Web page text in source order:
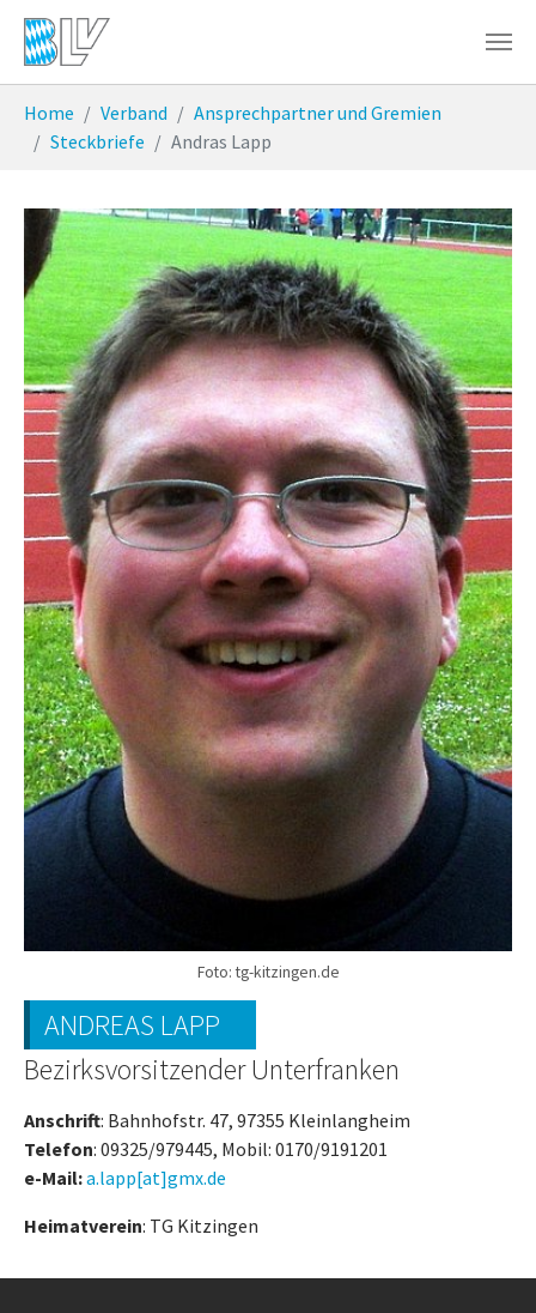
Zum Hauptinhalt springen
Home Verband
Ansprechpartner und Gremien
Steckbriefe
Andras Lapp
Foto: tg-kitzingen.de
ANDREAS LAPP
Bezirksvorsitzender Unterfranken
Anschrift: Bahnhofstr. 47, 97355 Kleinlangheim
Telefon: 09325/979445, Mobil: 0170/9191201
e-Mail:a.lapp[at]gmx.de
Heimatverein: TG Kitzingen